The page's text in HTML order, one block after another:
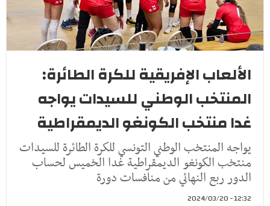
الألعاب الإفريقية للكرة الطائرة:
المنتخب الوطني للسيدات يواجه
غدا منتخب الكونغو الديمقراطية
يواجه المنتخب الوطني التونسي للكرة الطائرة للسيدات
منتخب الكونغو الديمقراطية غدا الخميس لحساب
الدور ربع النهائي من منافسات دورة
12:32 - 2024/03/20